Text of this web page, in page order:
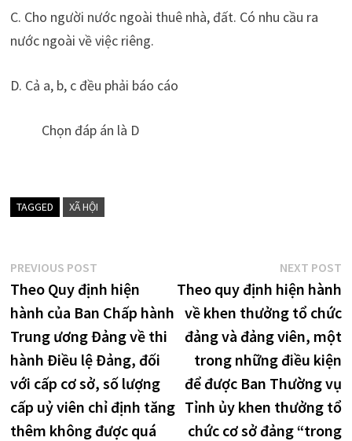
C. Cho người nước ngoài thuê nhà, đất. Có nhu cầu ra
nước ngoài về việc riêng.
D. Cả a, b, c đều phải báo cáo
Chọn đáp án là D
TAGGED XÃ HỘI
Điều
hướng
bài
viết
PREVIOUS POSTPrevious
post:
Theo Quy định hiện
hành của Ban Chấp hành
Trung ương Đảng về thi
hành Điều lệ Đảng, đối
với cấp cơ sở, số lượng
cấp uỷ viên chỉ định tăng
thêm không được quá
NEXT POST
Theo quy định hiện hành
về khen thưởng tổ chức
đảng và đảng viên, một
trong những điều kiện
để được Ban Thường vụ
Tỉnh ủy khen thưởng tổ
chức cơ sở đảng “trong